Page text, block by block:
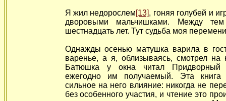
Я жил недорослем[13], гоняя голубей и
дворовыми мальчишками. Между
шестнадцать лет. Тут судьба моя
Однажды осенью матушка варила в
варенье, а я, облизываясь, смотрел на
Батюшка у окна читал Придворный
ежегодно им получаемый. Эта книга
сильное на него влияние: никогда не
без особенного участия, и чтение это